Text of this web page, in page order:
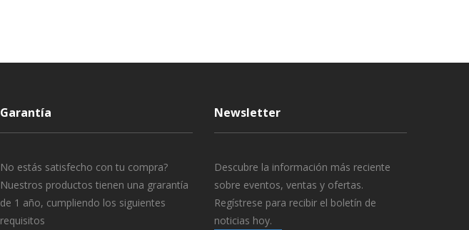
Garantía
No estás satisfecho con tu compra?
Nuestros productos tienen una grarantía
de 1 año, cumpliendo los siguientes
requisitos
Newsletter
Descubre la información más reciente
sobre eventos, ventas y ofertas.
Regístrese para recibir el boletín de
noticias hoy.